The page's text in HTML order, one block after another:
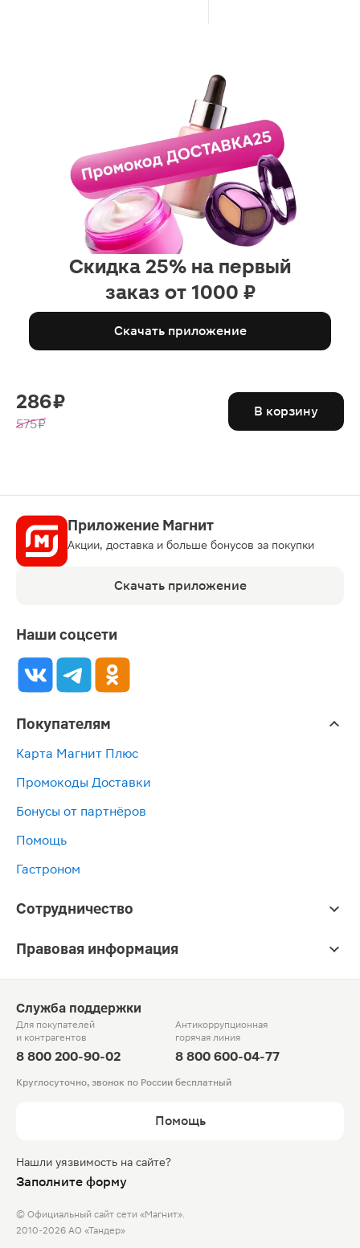
Скидка 25% на первый
заказ от 1000 ₽
Скачать приложение
286 ₽
575 ₽
В корзину
Приложение Магнит
Акции, доставка и больше бонусов за покупки
Скачать приложение
Наши соцсети
Покупателям
Карта Магнит Плюс
Промокоды Доставки
Бонусы от партнёров
Помощь
Гастроном
Сотрудничество
Правовая информация
Служба поддержки
Для покупателей
и контрагентов
8 800 200-90-02
Антикоррупционная
горячая линия
8 800 600-04-77
Круглосуточно, звонок по России бесплатный
Помощь
Нашли уязвимость на сайте?
Заполните форму
© Официальный сайт сети «Магнит».
2010-2026 АО «Тандер»